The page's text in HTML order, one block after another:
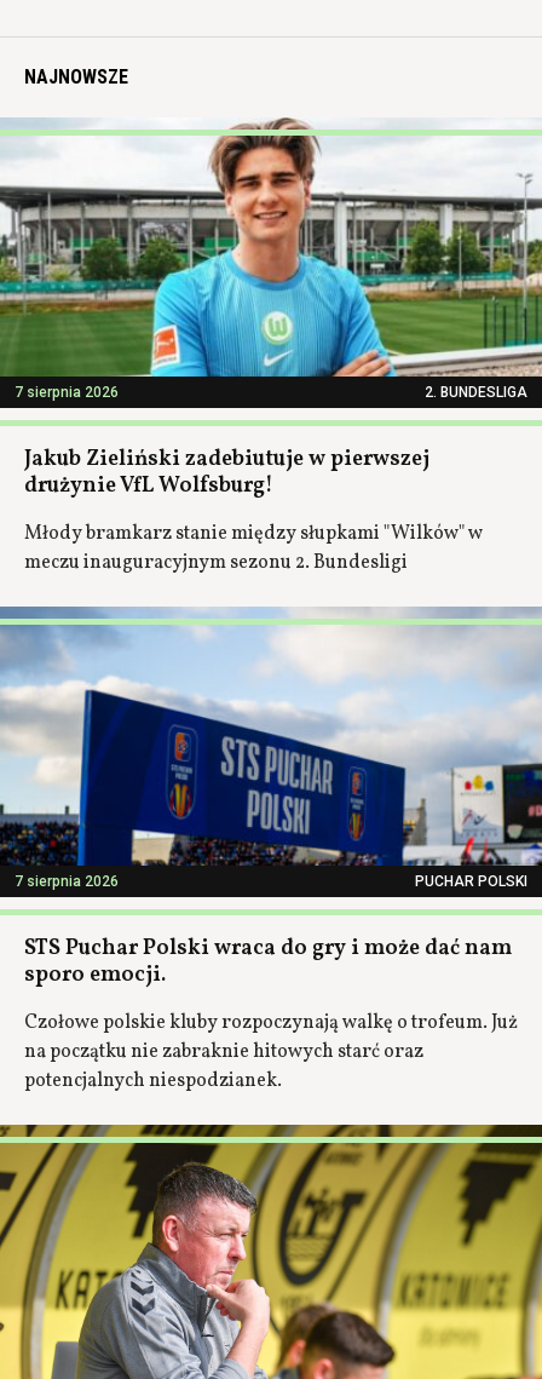
NAJNOWSZE
7 sierpnia 2026 2. BUNDESLIGA
Jakub Zieliński zadebiutuje w pierwszej
drużynie VfL Wolfsburg!
Młody bramkarz stanie między słupkami "Wilków" w
meczu inauguracyjnym sezonu 2. Bundesligi
7 sierpnia 2026 PUCHAR POLSKI
STS Puchar Polski wraca do gry i może dać nam
sporo emocji.
Czołowe polskie kluby rozpoczynają walkę o trofeum. Już
na początku nie zabraknie hitowych starć oraz
potencjalnych niespodzianek.